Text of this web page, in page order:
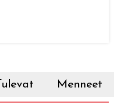
Tulevat Menneet